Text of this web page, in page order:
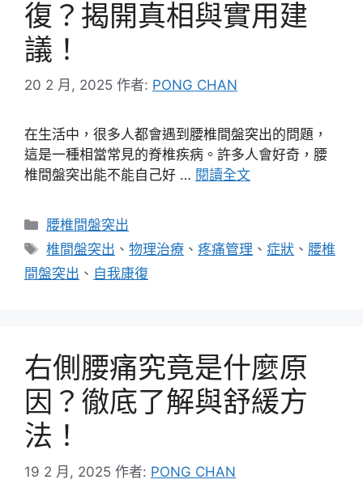
復？揭開真相與實用建
議！
20 2 月, 2025 作者: PONG CHAN
在生活中，很多人都會遇到腰椎間盤突出的問題，
這是一種相當常見的脊椎疾病。許多人會好奇，腰
椎間盤突出能不能自己好 … 閱讀全文
分
類
腰椎間盤突出
標
籤
椎間盤突出 、物理治療 、疼痛管理 、症狀 、 腰椎
間盤突出 、 自我康復
右側腰痛究竟是什麼原
因？徹底了解與舒緩方
法！
19 2 月, 2025 作者: PONG CHAN